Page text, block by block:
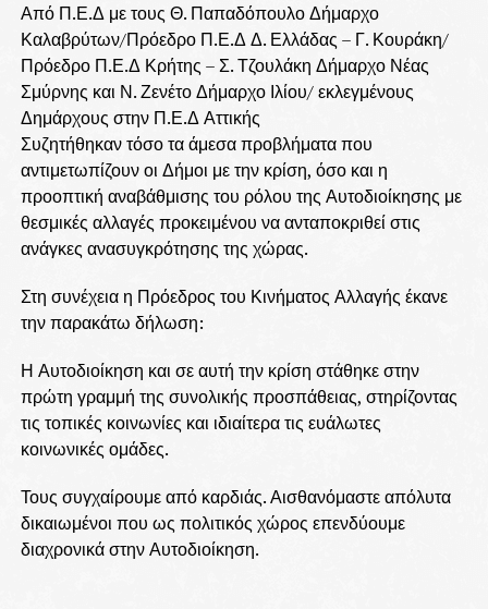
Από Π.Ε.Δ με τους Θ. Παπαδόπουλο Δήμαρχο
Καλαβρύτων/Πρόεδρο Π.Ε.Δ Δ. Ελλάδας – Γ. Κουράκη/
Πρόεδρο Π.Ε.Δ Κρήτης – Σ. Τζουλάκη Δήμαρχο Νέας
Σμύρνης και Ν. Ζενέτο Δήμαρχο Ιλίου/ εκλεγμένους
Δημάρχους στην Π.Ε.Δ Αττικής
Συζητήθηκαν τόσο τα άμεσα προβλήματα που
αντιμετωπίζουν οι Δήμοι με την κρίση, όσο και η
προοπτική αναβάθμισης του ρόλου της Αυτοδιοίκησης με
θεσμικές αλλαγές προκειμένου να ανταποκριθεί στις
ανάγκες ανασυγκρότησης της χώρας.
Στη συνέχεια η Πρόεδρος του Κινήματος Αλλαγής έκανε
την παρακάτω δήλωση:
Η Αυτοδιοίκηση και σε αυτή την κρίση στάθηκε στην
πρώτη γραμμή της συνολικής προσπάθειας, στηρίζοντας
τις τοπικές κοινωνίες και ιδιαίτερα τις ευάλωτες
κοινωνικές ομάδες.
Τους συγχαίρουμε από καρδιάς. Αισθανόμαστε απόλυτα
δικαιωμένοι που ως πολιτικός χώρος επενδύουμε
διαχρονικά στην Αυτοδιοίκηση.